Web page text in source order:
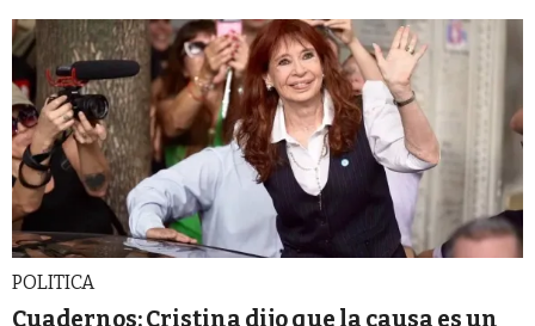
POLITICA
Cuadernos: Cristina dijo que la causa es un